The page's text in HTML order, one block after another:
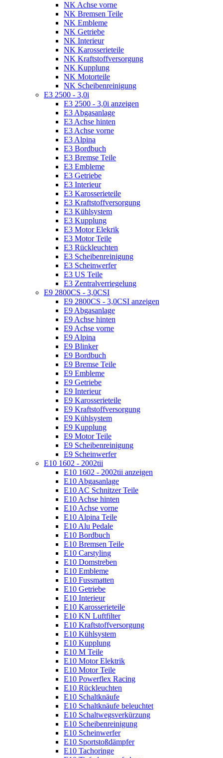
NK Achse vorne
NK Bremsen Teile
NK Embleme
NK Getriebe
NK Interieur
NK Karosserieteile
NK Kraftstoffversorgung
NK Kupplung
NK Motorteile
NK Scheibenreinigung
E3 2500 - 3,0i
E3 2500 - 3,0i anzeigen
E3 Abgasanlage
E3 Achse hinten
E3 Achse vorne
E3 Alpina
E3 Bordbuch
E3 Bremse Teile
E3 Embleme
E3 Getriebe
E3 Interieur
E3 Karosserieteile
E3 Kraftstoffversorgung
E3 Kühlsystem
E3 Kupplung
E3 Motor Elekrik
E3 Motor Teile
E3 Rückleuchten
E3 Scheibenreinigung
E3 Scheinwerfer
E3 US Teile
E3 Zentralverriegelung
E9 2800CS - 3,0CSI
E9 2800CS - 3,0CSI anzeigen
E9 Abgasanlage
E9 Achse hinten
E9 Achse vorne
E9 Alpina
E9 Blinker
E9 Bordbuch
E9 Bremse Teile
E9 Embleme
E9 Getriebe
E9 Interieur
E9 Karosserieteile
E9 Kraftstoffversorgung
E9 Kühlsystem
E9 Kupplung
E9 Motor Teile
E9 Scheibenreinigung
E9 Scheinwerfer
E10 1602 - 2002tii
E10 1602 - 2002tii anzeigen
E10 Abgasanlage
E10 AC Schnitzer Teile
E10 Achse hinten
E10 Achse vorne
E10 Alpina Teile
E10 Alu Pedale
E10 Bordbuch
E10 Bremsen Teile
E10 Carstyling
E10 Domstreben
E10 Embleme
E10 Fussmatten
E10 Getriebe
E10 Interieur
E10 Karosserieteile
E10 KN Luftfilter
E10 Kraftstoffversorgung
E10 Kühlsystem
E10 Kupplung
E10 M Teile
E10 Motor Elektrik
E10 Motor Teile
E10 Powerflex Racing
E10 Rückleuchten
E10 Schaltknäufe
E10 Schaltknäufe beleuchtet
E10 Schaltwegsverkürzung
E10 Scheibenreinigung
E10 Scheinwerfer
E10 Sportstoßdämpfer
E10 Tachoringe